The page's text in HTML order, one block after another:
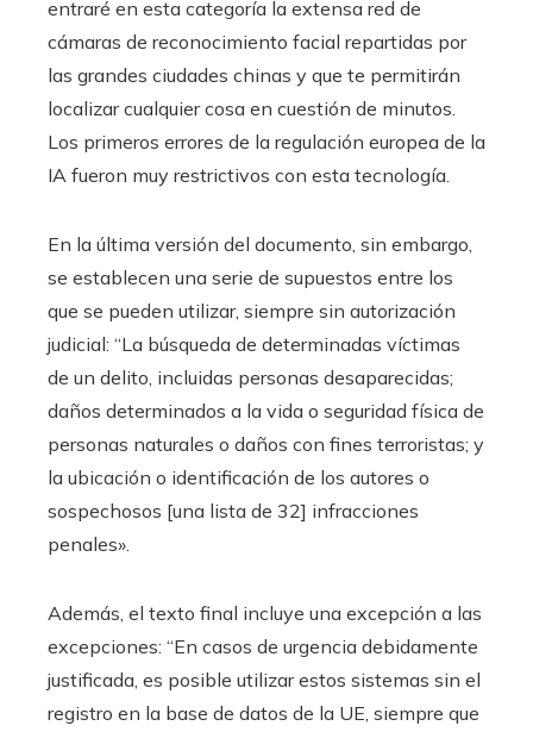
entraré en esta categoría la extensa red de
cámaras de reconocimiento facial repartidas por
las grandes ciudades chinas y que te permitirán
localizar cualquier cosa en cuestión de minutos.
Los primeros errores de la regulación europea de la
IA fueron muy restrictivos con esta tecnología.
En la última versión del documento, sin embargo,
se establecen una serie de supuestos entre los
que se pueden utilizar, siempre sin autorización
judicial: “La búsqueda de determinadas víctimas
de un delito, incluidas personas desaparecidas;
daños determinados a la vida o seguridad física de
personas naturales o daños con fines terroristas; y
la ubicación o identificación de los autores o
sospechosos [una lista de 32] infracciones
penales».
Además, el texto final incluye una excepción a las
excepciones: “En casos de urgencia debidamente
justificada, es posible utilizar estos sistemas sin el
registro en la base de datos de la UE, siempre que